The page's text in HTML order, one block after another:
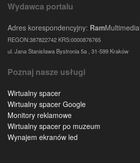
Wydawca portalu
Adres korespondencyjny: RamMultimedia
REGON:387822742 KRS:0000876765
ul. Jana Stanisława Bystronia 5a , 31-599 Kraków
Poznaj nasze usługi
Wirtualny spacer
Wirtualny spacer Google
Monitory reklamowe
Wirtualny spacer po muzeum
Wynajem ekranów led